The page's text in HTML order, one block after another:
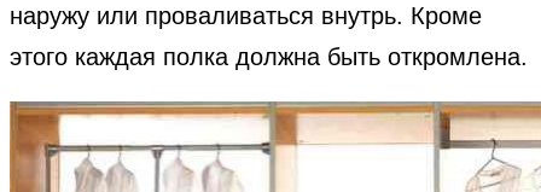
наружу или проваливаться внутрь. Кроме
этого каждая полка должна быть откромлена.